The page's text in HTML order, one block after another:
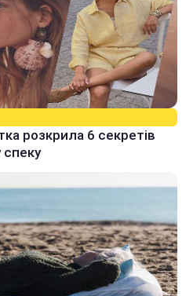
розкрила 6 секретів
спеку